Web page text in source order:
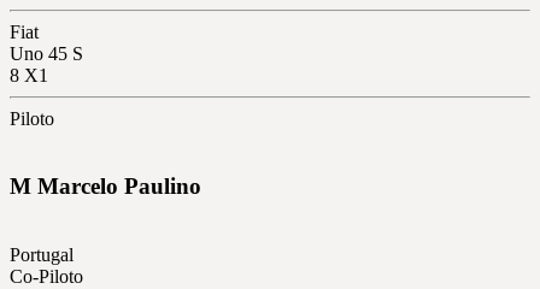
Fiat
Uno 45 S
8 X1
Piloto
M Marcelo Paulino
Portugal
Co-Piloto